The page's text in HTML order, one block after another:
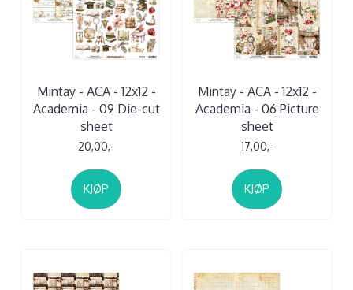
Mintay - ACA - 12x12 -
Academia - 09 Die-cut
sheet
20,00,-
KJØP
Mintay - ACA - 12x12 -
Academia - 06 Picture
sheet
17,00,-
KJØP